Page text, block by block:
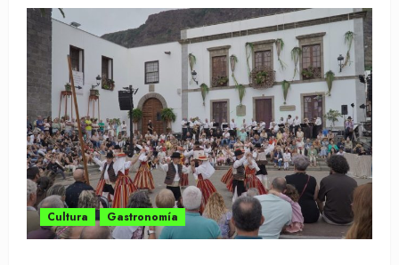
Cultura Gastronomía